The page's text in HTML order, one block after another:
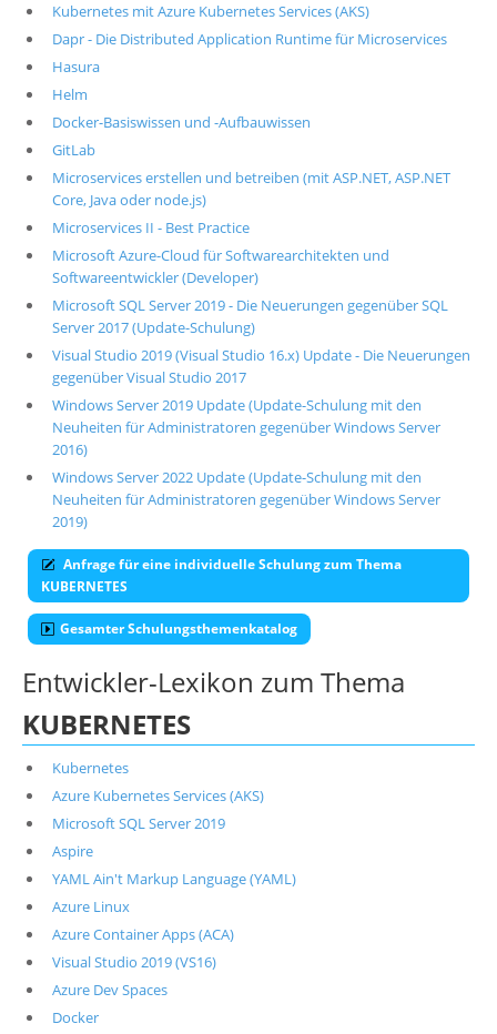
Kubernetes mit Azure Kubernetes Services (AKS)
Dapr - Die Distributed Application Runtime für Microservices
Hasura
Helm
Docker-Basiswissen und -Aufbauwissen
GitLab
Microservices erstellen und betreiben (mit ASP.NET, ASP.NET
Core, Java oder node.js)
Microservices II - Best Practice
Microsoft Azure-Cloud für Softwarearchitekten und
Softwareentwickler (Developer)
Microsoft SQL Server 2019 - Die Neuerungen gegenüber SQL
Server 2017 (Update-Schulung)
Visual Studio 2019 (Visual Studio 16.x) Update - Die Neuerungen
gegenüber Visual Studio 2017
Windows Server 2019 Update (Update-Schulung mit den
Neuheiten für Administratoren gegenüber Windows Server
2016)
Windows Server 2022 Update (Update-Schulung mit den
Neuheiten für Administratoren gegenüber Windows Server
2019)
Anfrage für eine individuelle Schulung zum Thema
KUBERNETES
Gesamter Schulungsthemenkatalog
Entwickler-Lexikon zum Thema
KUBERNETES
Kubernetes
Azure Kubernetes Services (AKS)
Microsoft SQL Server 2019
Aspire
YAML Ain't Markup Language (YAML)
Azure Linux
Azure Container Apps (ACA)
Visual Studio 2019 (VS16)
Azure Dev Spaces
Docker